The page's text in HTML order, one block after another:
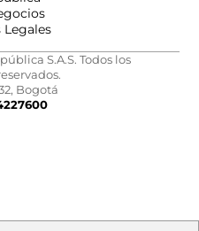
Legales
S.A.S. Todos los
Bogotá